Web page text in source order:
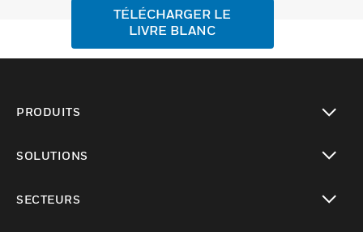
TÉLÉCHARGER LE
LIVRE BLANC
PRODUITS
SOLUTIONS
SECTEURS